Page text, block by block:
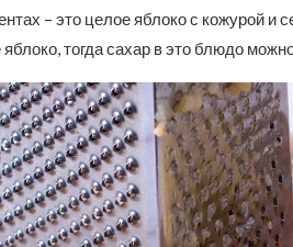
– это целое яблоко с кожурой и
тогда сахар в это блюдо